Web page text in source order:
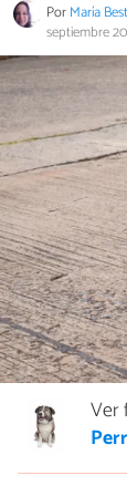
PorMaría
septiembre
Ver